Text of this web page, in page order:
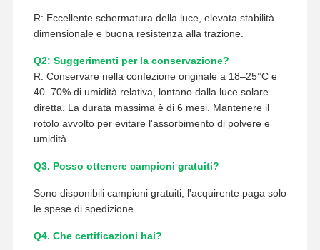
R: Eccellente schermatura della luce, elevata stabilità
dimensionale e buona resistenza alla trazione.
Q2: Suggerimenti per la conservazione?
R: Conservare nella confezione originale a 18–25°C e
40–70% di umidità relativa, lontano dalla luce solare
diretta. La durata massima è di 6 mesi. Mantenere il
rotolo avvolto per evitare l'assorbimento di polvere e
umidità.
Q3. Posso ottenere campioni gratuiti?
Sono disponibili campioni gratuiti, l'acquirente paga solo
le spese di spedizione.
Q4. Che certificazioni hai?